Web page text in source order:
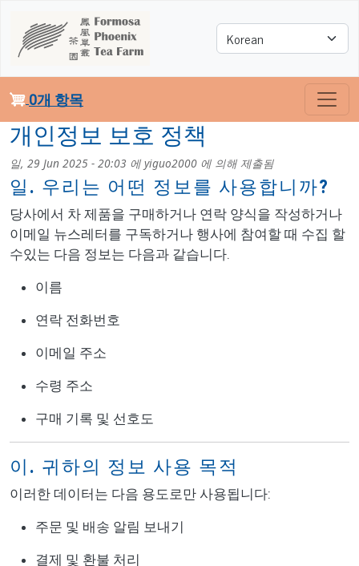
Select your language
0개 항목
개인정보 보호 정책
일, 29 Jun 2025 - 20:03 에 yiguo2000 에 의해 제출됨
일. 우리는 어떤 정보를 사용합니까?
당사에서 차 제품을 구매하거나 연락 양식을 작성하거나
이메일 뉴스레터를 구독하거나 행사에 참여할 때 수집 할
수있는 다음 정보는 다음과 같습니다.
이름
연락 전화번호
이메일 주소
수령 주소
구매 기록 및 선호도
이. 귀하의 정보 사용 목적
이러한 데이터는 다음 용도로만 사용됩니다:
주문 및 배송 알림 보내기
결제 및 환불 처리